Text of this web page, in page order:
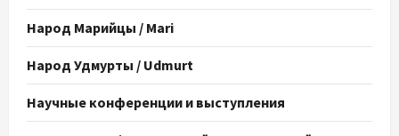
Народ Марийцы / Mari
Народ Удмурты / Udmurt
Научные конференции и выступления